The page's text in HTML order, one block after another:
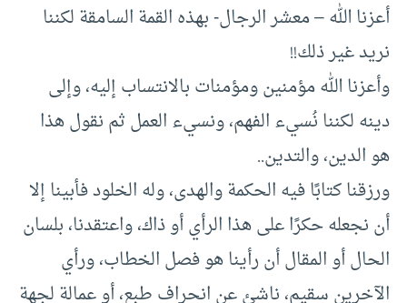
أعزنا الله – معشر الرجال- بهذه القمة السامقة لكننا
نريد غير ذلك!!
وأعزنا الله مؤمنين ومؤمنات بالانتساب إليه، وإلى
دينه لكننا نُسيء الفهم، ونسيء العمل ثم نقول هذا
هو الدين، والتدين..
ورزقنا كتابًا فيه الحكمة والهدى، وله الخلود فأبينا إلا
أن نجعله حكرًا على هذا الرأي أو ذاك، واعتقدنا، بلسان
الحال أو المقال أن رأينا هو فصل الخطاب، ورأي
الآخرين سقيم، ناشئ عن انحراف طبع، أو عمالة لجهة